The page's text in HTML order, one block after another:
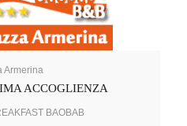
Armerina
ACCOGLIENZA
BAOBAB